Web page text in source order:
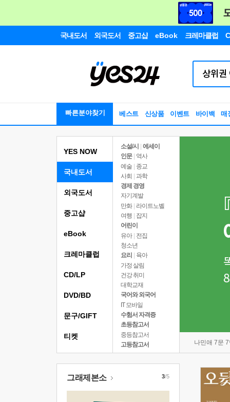
국내도서 외국도서 중고샵 eBook 크레마클럽
빠른분야찾기 베스트 신상품 이벤트 바이백 매
YES NOW
국내도서
소설/시
에세이
인문
역사
예술 | 종교
사회 | 과학
경제 경영
자기계발
만화 | 라이트노벨
여행
잡지
어린이
유아 | 전집
청소년
요리
육아
가정 살림
건강 취미
대학교재
국어와 외국어
IT 모바일
수험서 자격증
초등참고서
중등참고서
고등참고서
나민애 7문
외국도서
중고샵
eBook
크레마클럽
CD/LP
DVD/BD
문구/GIFT
티켓
그래제본소 3/5